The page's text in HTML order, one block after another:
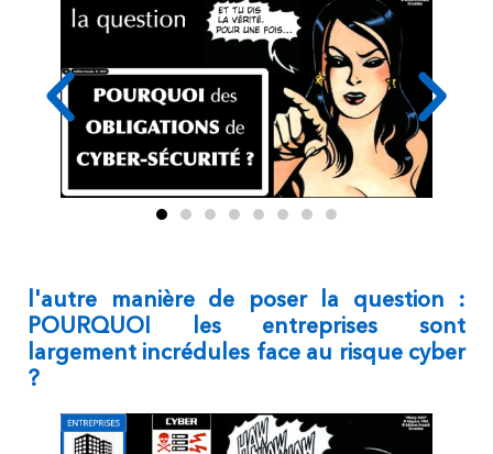
l'autre manière de poser la question :
POURQUOI les entreprises sont
largement incrédules face au risque cyber
?